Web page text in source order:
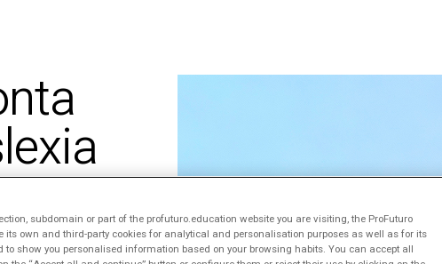
Competências XXI
Soluções Inovadoras
Experiências Inspiradoras
Tendências
que é
Isso e muito
com a
subdomain or part of the profuturo.education website you are visiting, the ProFuturo
its own and third-party cookies for analytical and personalisation purposes as well as for its
to show you personalised information based on your browsing habits. You can accept all